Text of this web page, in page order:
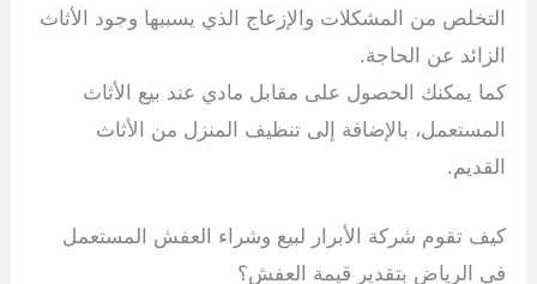
التخلص من المشكلات والإزعاج الذي يسببها وجود الأثاث
الزائد عن الحاجة.
كما يمكنك الحصول على مقابل مادي عند بيع الأثاث
المستعمل، بالإضافة إلى تنظيف المنزل من الأثاث
القديم.
كيف تقوم شركة الأبرار لبيع وشراء العفش المستعمل
في الرياض بتقدير قيمة العفش؟